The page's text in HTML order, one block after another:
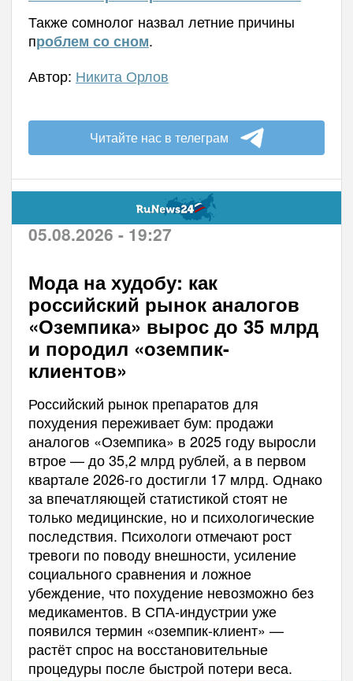
Также сомнолог назвал летние причины
проблем со сном.
Автор: Никита Орлов
Читайте нас в телеграм
05.08.2026 - 19:27
Мода на худобу: как
российский рынок аналогов
«Оземпика» вырос до 35 млрд
и породил «оземпик-
клиентов»
Российский рынок препаратов для
похудения переживает бум: продажи
аналогов «Оземпика» в 2025 году выросли
втрое — до 35,2 млрд рублей, а в первом
квартале 2026-го достигли 17 млрд. Однако
за впечатляющей статистикой стоят не
только медицинские, но и психологические
последствия. Психологи отмечают рост
тревоги по поводу внешности, усиление
социального сравнения и ложное
убеждение, что похудение невозможно без
медикаментов. В СПА-индустрии уже
появился термин «оземпик-клиент» —
растёт спрос на восстановительные
процедуры после быстрой потери веса.